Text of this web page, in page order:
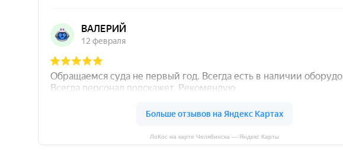
ЛоКос на карте Челябинска — Яндекс Карты